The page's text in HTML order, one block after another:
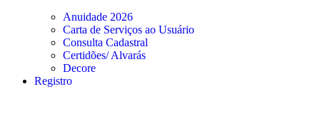
Anuidade 2026
Carta de Serviços ao Usuário
Consulta Cadastral
Certidões/ Alvarás
Decore
Registro